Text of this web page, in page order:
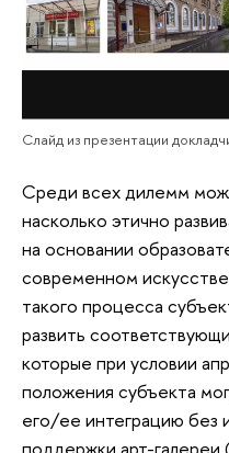
Слайд из презентации
Среди всех дилемм
насколько этично
на основании
современном
такого процесса
развить
которые при условии
положения субъекта
его/ее интеграцию без